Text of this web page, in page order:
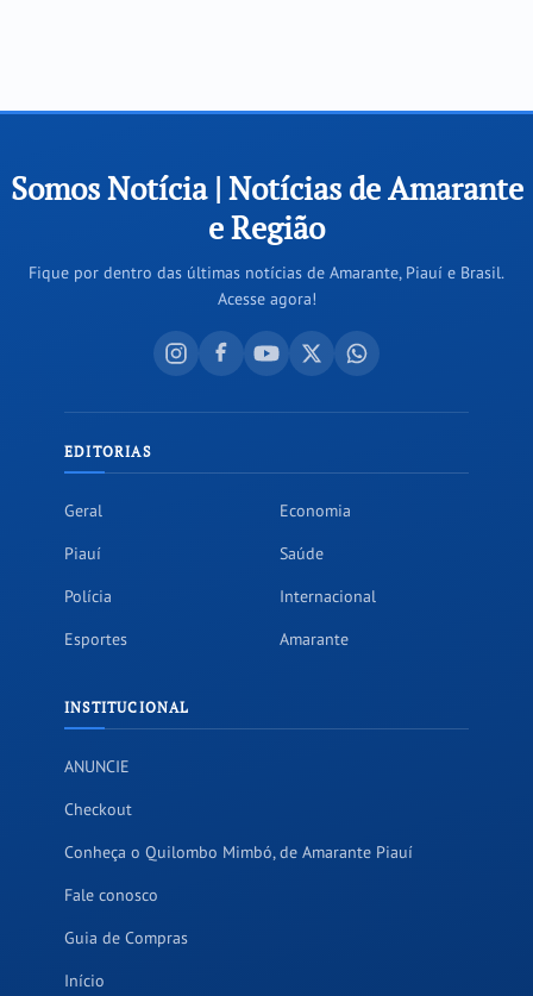
Somos Notícia | Notícias de Amarante
e Região
Fique por dentro das últimas notícias de Amarante, Piauí e Brasil.
Acesse agora!
EDITORIAS
Geral
Piauí
Polícia
Esportes
Economia
Saúde
Internacional
Amarante
INSTITUCIONAL
ANUNCIE
Checkout
Conheça o Quilombo Mimbó, de Amarante Piauí
Fale conosco
Guia de Compras
Início